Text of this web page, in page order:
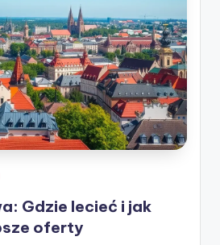
Gdzie lecieć i jak
oferty